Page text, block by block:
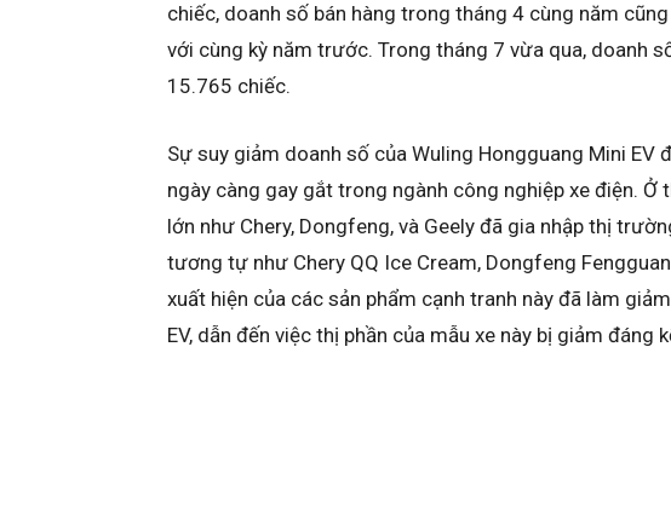
chiếc, doanh số bán hàng trong tháng 4 cùng năm
với cùng kỳ năm trước. Trong tháng 7 vừa qua, doanh
15.765 chiếc.
Sự suy giảm doanh số của Wuling Hongguang Mini EV
ngày càng gay gắt trong ngành công nghiệp xe điện. Ở
lớn như Chery, Dongfeng, và Geely đã gia nhập thị
tương tự như Chery QQ Ice Cream, Dongfeng
xuất hiện của các sản phẩm cạnh tranh này đã làm
EV, dẫn đến việc thị phần của mẫu xe này bị giảm đáng